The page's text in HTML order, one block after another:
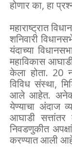
होणार का, हा
महाराष्ट्रात
शनिवारी
यंदाच्या
महाविकास
केला होता. 20
विविध संस्था,
आले आहेत. अनेक
येण्याचा अंदाज
आघाडी
निवडणुकीत
करण्यात आली